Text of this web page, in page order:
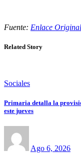
Fuente: Enlace Original
Related Story
Sociales
Primaria detalla la
este jueves
Ago 6, 2026